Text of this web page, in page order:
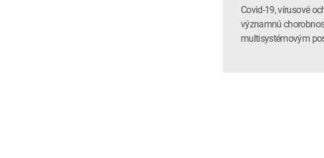
Covid-19, vírusové
významnú
multisystémovým